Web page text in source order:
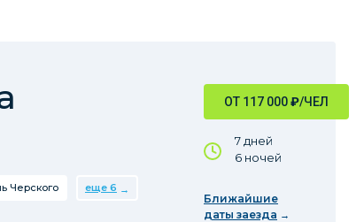
ОТ 117 000₽/ЧЕЛ
7 дней
6 ночей
Ближайшие
даты заезда
Черского еще 6